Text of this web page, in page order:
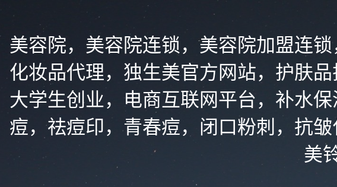
美容院，美容院连锁，美容院加盟连
化妆品代理，独生美官方网站，护肤
大学生创业，电商互联网平台，补水
痘，祛痘印，青春痘，闭口粉刺，抗
美